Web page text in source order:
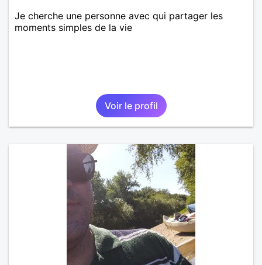
Je cherche une personne avec qui partager les
moments simples de la vie
Voir le profil